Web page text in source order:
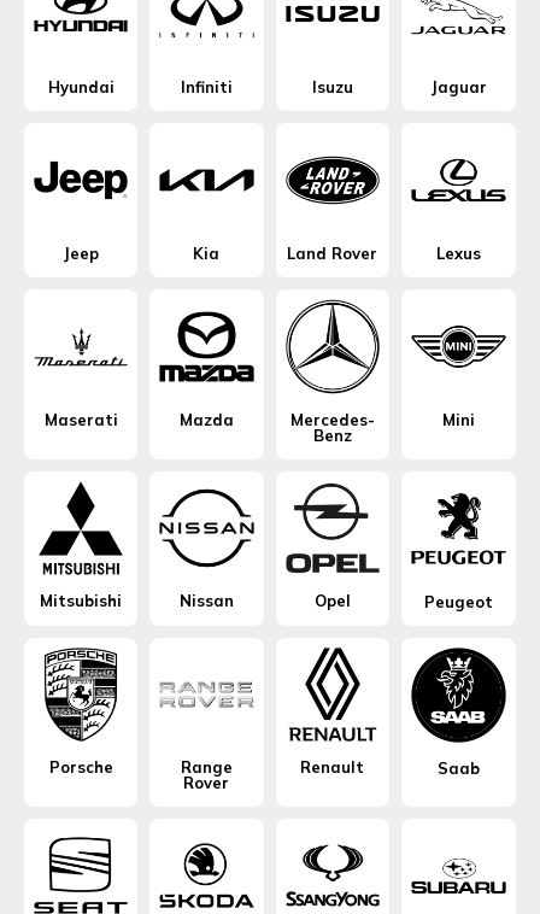
Hyundai Infiniti Isuzu Jaguar
Jeep Kia Land Rover Lexus
Maserati Mazda
Mercedes-
Benz
Mini
Mitsubishi Nissan Opel Peugeot
Porsche
Range
Rover
Renault Saab